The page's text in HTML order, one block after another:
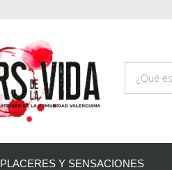
PLACERES Y SENSACIONES